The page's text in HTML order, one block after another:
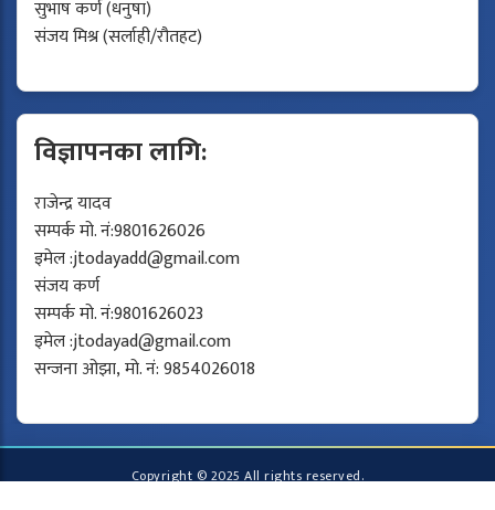
सुभाष कर्ण (धनुषा)
संजय मिश्र (सर्लाही/रौतहट)
विज्ञापनका लागि:
राजेन्द्र यादव
सम्पर्क मो. नं:9801626026
इमेल :jtodayadd@gmail.com
संजय कर्ण
सम्पर्क मो. नं:9801626023
इमेल :jtodayad@gmail.com
सन्जना ओझा, मो. नं: 9854026018
Copyright © 2025 All rights reserved.